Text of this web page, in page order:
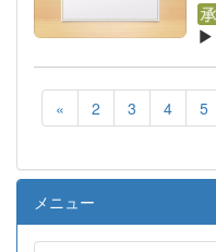
« 2 3 4 5
メニュー